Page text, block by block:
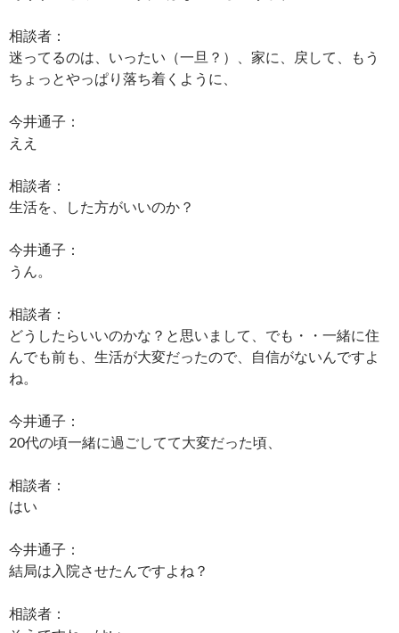
相談者：
迷ってるのは、いったい（一旦？）、家に、戻して、もう
ちょっとやっぱり落ち着くように、
今井通子：
ええ
相談者：
生活を、した方がいいのか？
今井通子：
うん。
相談者：
どうしたらいいのかな？と思いまして、でも・・一緒に住
んでも前も、生活が大変だったので、自信がないんですよ
ね。
今井通子：
20代の頃一緒に過ごしてて大変だった頃、
相談者：
はい
今井通子：
結局は入院させたんですよね？
相談者：